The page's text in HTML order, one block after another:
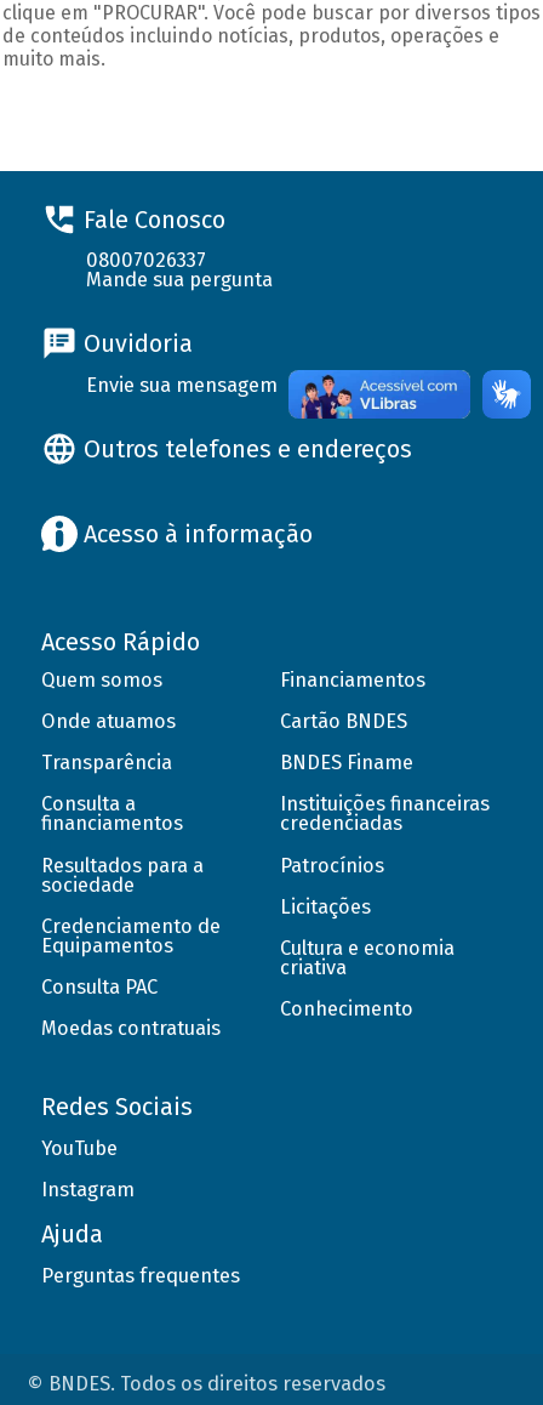
Fale Conosco
08007026337
Mande sua pergunta
Ouvidoria
Envie sua mensagem
Outros telefones e endereços
Acesso à informação
Acesso Rápido
Quem somos
Onde atuamos
Transparência
Consulta a
financiamentos
Resultados para a
sociedade
Credenciamento de
Equipamentos
Consulta PAC
Moedas contratuais
Financiamentos
Cartão BNDES
BNDES Finame
Instituições financeiras
credenciadas
Patrocínios
Licitações
Cultura e economia
criativa
Conhecimento
Redes Sociais
YouTube
Instagram
Ajuda
Perguntas frequentes
© BNDES. Todos os direitos reservados